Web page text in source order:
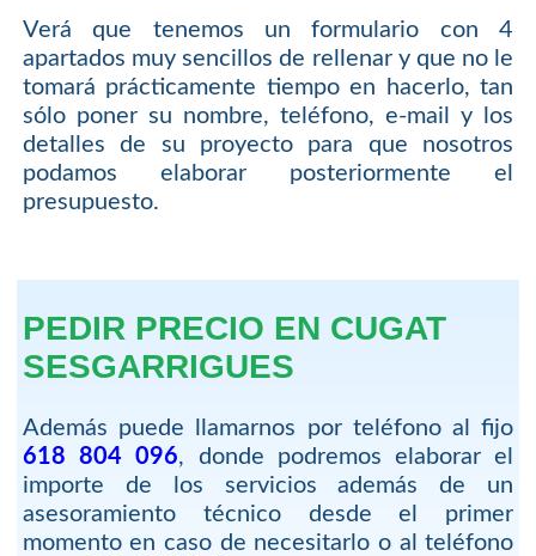
Verá que tenemos un formulario con 4
apartados muy sencillos de rellenar y que no le
tomará prácticamente tiempo en hacerlo, tan
sólo poner su nombre, teléfono, e-mail y los
detalles de su proyecto para que nosotros
podamos elaborar posteriormente el
presupuesto.
PEDIR PRECIO EN CUGAT
SESGARRIGUES
Además puede llamarnos por teléfono al fijo
618 804 096, donde podremos elaborar el
importe de los servicios además de un
asesoramiento técnico desde el primer
momento en caso de necesitarlo o al teléfono